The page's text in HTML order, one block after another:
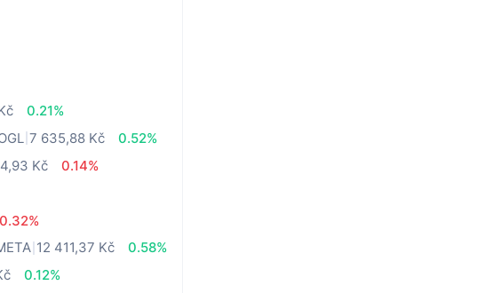
0.21%
7 635,88 Kč
0.52%
Kč
0.14%
0.32%
12 411,37 Kč
0.58%
0.12%